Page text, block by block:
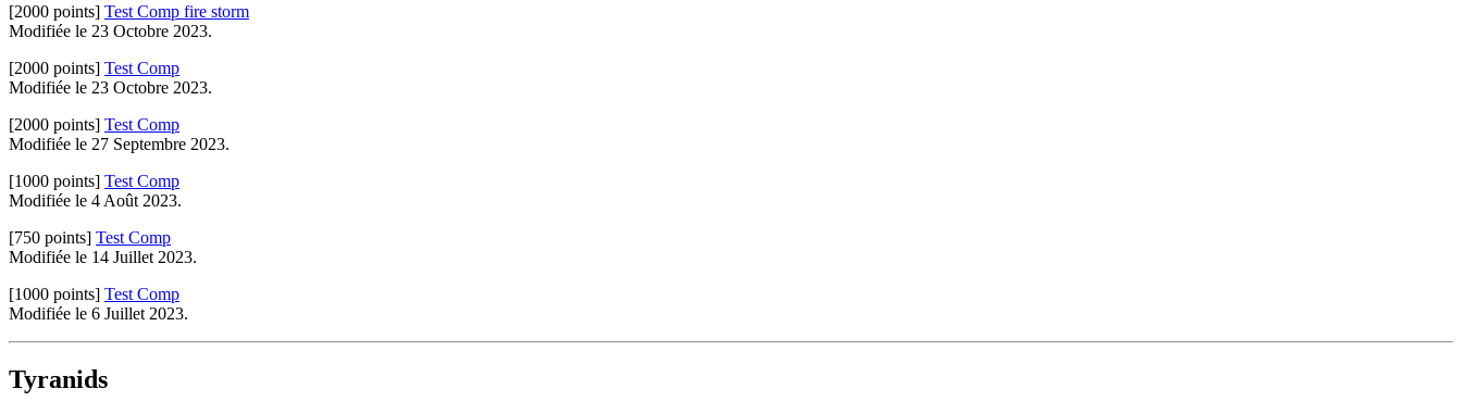
[2000 points] Test Comp fire storm
Modifiée le 23 Octobre 2023.
[2000 points] Test Comp
Modifiée le 23 Octobre 2023.
[2000 points] Test Comp
Modifiée le 27 Septembre 2023.
[1000 points] Test Comp
Modifiée le 4 Août 2023.
[750 points] Test Comp
Modifiée le 14 Juillet 2023.
[1000 points] Test Comp
Modifiée le 6 Juillet 2023.
Tyranids